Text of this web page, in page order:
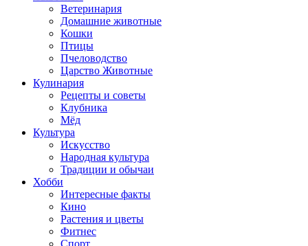
Ветеринария
Домашние животные
Кошки
Птицы
Пчеловодство
Царство Животные
Кулинария
Рецепты и советы
Клубника
Мёд
Культура
Искусство
Народная культура
Традиции и обычаи
Хобби
Интересные факты
Кино
Растения и цветы
Фитнес
Спорт